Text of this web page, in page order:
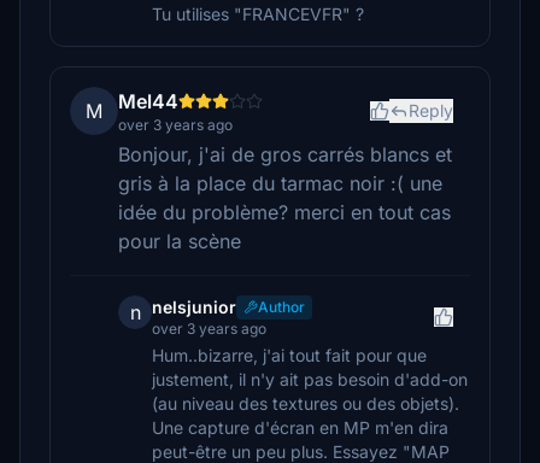
Tu utilises "FRANCEVFR" ?
M Mel44
over 3 years ago
Reply
Bonjour, j'ai de gros carrés blancs et
gris à la place du tarmac noir :( une
idée du problème? merci en tout cas
pour la scène
n nelsjunior
Author
over 3 years ago
Hum..bizarre, j'ai tout fait pour que
justement, il n'y ait pas besoin d'add-on
(au niveau des textures ou des objets).
Une capture d'écran en MP m'en dira
peut-être un peu plus. Essayez "MAP